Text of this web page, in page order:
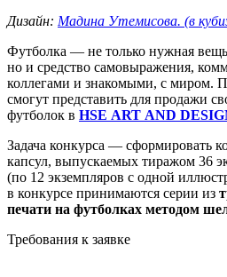
Дизайн: Мадина Утемисова. (в
Футболка — не только нужная вещь
но и средство самовыражения,
коллегами и знакомыми, с миром.
смогут представить для продажи
футболок в HSE ART AND
Задача конкурса — сформировать
капсул, выпускаемых тиражом 36
(по 12 экземпляров с одной
в конкурсе принимаются серии из
печати на футболках методом
Требования к заявке